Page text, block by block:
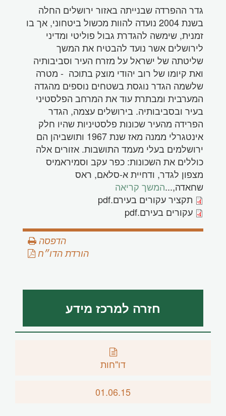
גדר ההפרדה שבנייתה באזור ירושלים החלה
בשנת 2004 נועדה להוות מכשול ביטחוני, אך בו
זמנית, שימשה להגדרת גבול פוליטי ומדיני
לירושלים אשר נועד להבטיח את המשך
שליטתה של ישראל על מזרח העיר וסביבותיה
ואת קיומו של רוב יהודי מוצק בתוכה - מטרה
שלשמה הגדר נוגסת בשטחים נוספים מהגדה
המערבית ומבתרת עוד את המרחב הפלסטיני
בעיר ובסביבותיה. בירושלים עצמה, הגדר
הפרידה מהעיר שכונות פלסטיניות שהיו חלק
אינטגרלי ממנה מאז שנת 1967 ותושביהן הם
ירושלמים בעלי מעמד התושבות. אזורים אלה
כוללים את השכונות: כפר עקב וסמיראמיס
מצפון לגדר, ודחיית א-סלאם, ראס
שחאדה,...המשך קריאה
תקציר עקורים בעירם.pdf
עקורים בעירם.pdf
הדפסה
הורדת הדו״ח
חזרה למרכז מידע
דו"חות
01.06.15